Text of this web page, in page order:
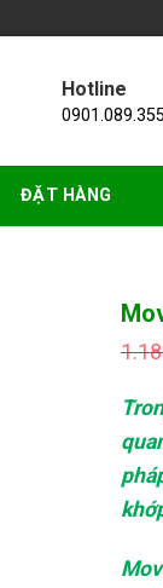
Hotline
ĐẶT HÀNG